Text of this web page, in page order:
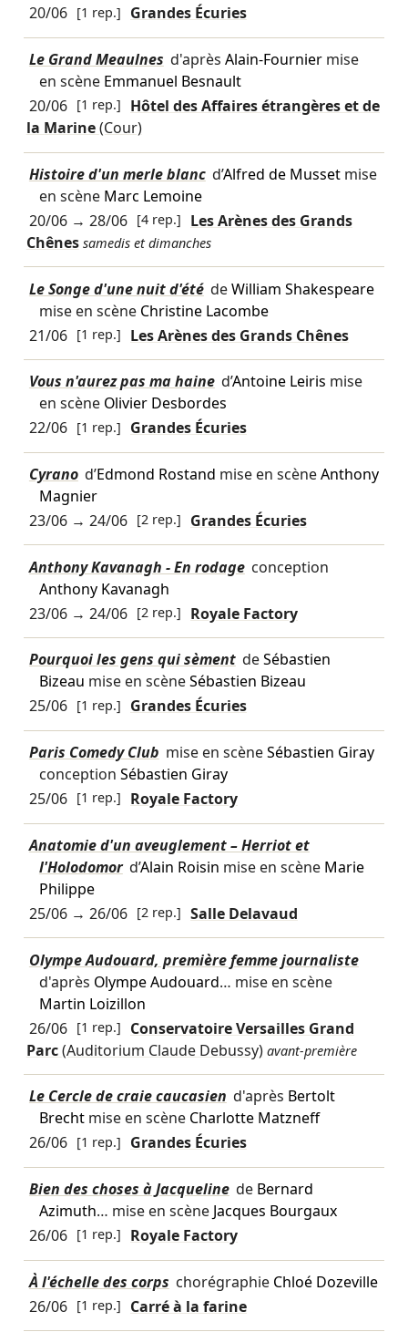
20/06 [1 rep.] Grandes Écuries
Le Grand Meaulnes d'après Alain-Fourniermise
en scène Emmanuel Besnault
20/06 [1 rep.]
Hôtel des Affaires étrangères et de
la Marine(Cour)
Histoire d'un merle blanc d’Alfred de Mussetmise
en scène Marc Lemoine
20/06→ 28/06 [4 rep.]
Les Arènes des Grands
Chênes samedis et dimanches
Le Songe d'une nuit d'été deWilliam Shakespeare
mise en scène Christine Lacombe
21/06 [1 rep.] Les Arènes des Grands Chênes
Vous n'aurez pas ma haine d’Antoine Leiris mise
en scène Olivier Desbordes
22/06 [1 rep.] Grandes Écuries
Cyrano d’Edmond Rostand mise en scèneAnthony
Magnier
23/06→ 24/06 [2 rep.] Grandes Écuries
Anthony Kavanagh - En rodage conception
Anthony Kavanagh
23/06→ 24/06 [2 rep.] Royale Factory
Pourquoi les gens qui sèment deSébastien
Bizeau mise en scèneSébastien Bizeau
25/06 [1 rep.] Grandes Écuries
Paris Comedy Club mise en scèneSébastien Giray
conception Sébastien Giray
25/06 [1 rep.] Royale Factory
Anatomie d'un aveuglement – Herriot et
l'Holodomor d’Alain Roisin mise en scène Marie
Philippe
25/06→ 26/06 [2 rep.] Salle Delavaud
Olympe Audouard, première femme journaliste
d'après Olympe Audouard… mise en scène
Martin Loizillon
26/06 [1 rep.]
Conservatoire Versailles Grand
Parc(Auditorium Claude Debussy) avant-première
Le Cercle de craie caucasien d'après Bertolt
Brechtmise en scène Charlotte Matzneff
26/06 [1 rep.] Grandes Écuries
Bien des choses à Jacqueline de Bernard
Azimuth… mise en scène Jacques Bourgaux
26/06 [1 rep.] Royale Factory
À l'échelle des corps chorégraphie Chloé Dozeville
26/06 [1 rep.] Carré à la farine